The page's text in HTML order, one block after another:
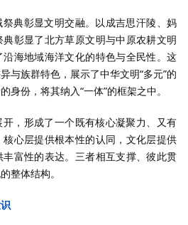
典彰显文明交融。以成吉思汗陵、妈
彰显了北方草原文明与中原农耕文明
海地域海洋文化的特色与全民性。这
与族群特色，展示了中华文明“多元”的
身份，将其纳入“一体”的框架之中。
，形成了一个既有核心凝聚力、又有
心层提供根本性的认同，文化层提供
富性的表达。三者相互支撑、彼此贯
整体结构。